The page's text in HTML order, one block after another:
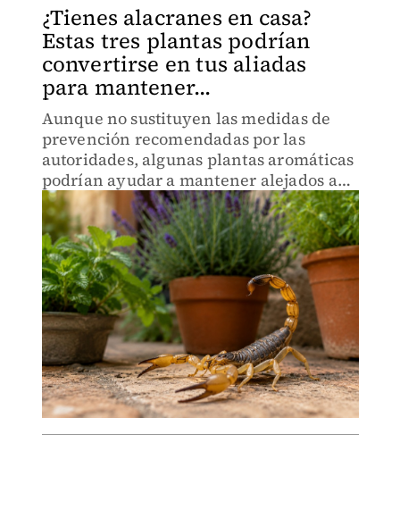
¿Tienes alacranes en casa?
Estas tres plantas podrían
convertirse en tus aliadas
para mantener...
Aunque no sustituyen las medidas de
prevención recomendadas por las
autoridades, algunas plantas aromáticas
podrían ayudar a mantener alejados a
los alacranes del hogar.